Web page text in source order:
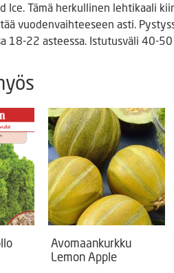
Ice. Tämä herkullinen lehtikaali
vuodenvaihteeseen asti.
18-22 asteessa. Istutusväli 40-50
Avomaankurkku
Lemon Apple